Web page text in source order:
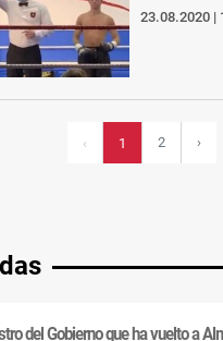
23.08.2020 |
‹ 1 2 ›
del Gobierno que ha vuelto a